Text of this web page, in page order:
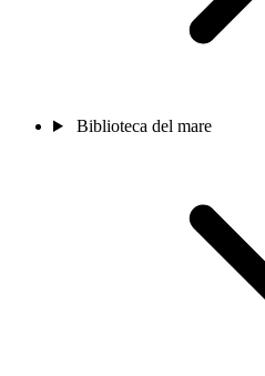
Biblioteca del mare